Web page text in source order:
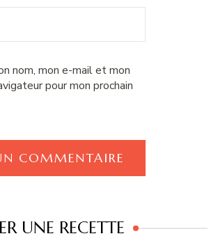
nom, mon e-mail et mon
pour mon prochain
UNE RECETTE